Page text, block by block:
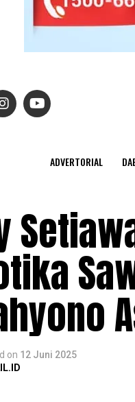
ADVERTORIAL
on 12 Juni 2025